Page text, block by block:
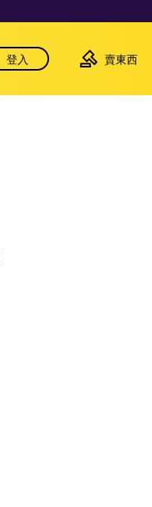
登入 賣東西